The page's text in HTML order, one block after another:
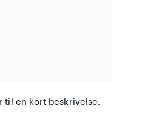
til en kort beskrivelse.